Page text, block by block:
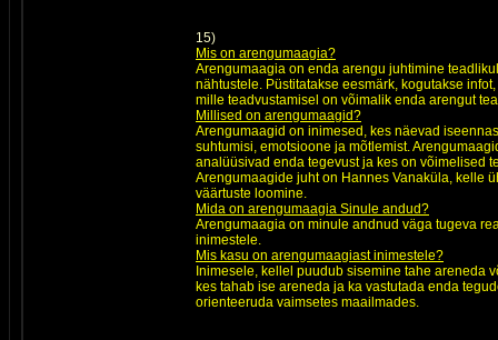
15)
Mis on arengumaagia?
Arengumaagia on enda arengu juhtimine
nähtustele. Püstitatakse eesmärk, kogutakse
mille teadvustamisel on võimalik enda arengut
Millised on arengumaagid?
Arengumaagid on inimesed, kes näevad
suhtumisi, emotsioone ja mõtlemist.
analüüsivad enda tegevust ja kes on võimelised
Arengumaagide juht on Hannes Vanaküla, kelle
väärtuste loomine.
Mida on arengumaagia Sinule andud?
Arengumaagia on minule andnud väga tugeva
inimestele.
Mis kasu on arengumaagiast inimestele?
Inimesele, kellel puudub sisemine tahe areneda
kes tahab ise areneda ja ka vastutada enda
orienteeruda vaimsetes maailmades.